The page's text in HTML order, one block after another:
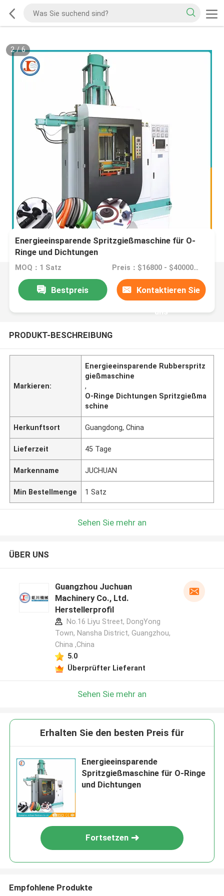
2/6
Energieeinsparende Spritzgießmaschine für O-
Ringe und Dichtungen
MOQ：1 Satz Preis：$16800 - $40000/sets
Bestpreis Kontaktieren Sie
uns
PRODUKT-BESCHREIBUNG
Markieren:
Energieeinsparende Rubberspritz
gießmaschine
,
O-Ringe Dichtungen Spritzgießma
schine
Herkunftsort Guangdong, China
Lieferzeit 45 Tage
Markenname JUCHUAN
Min Bestellmenge 1 Satz
Sehen Sie mehr an
ÜBER UNS
Guangzhou Juchuan
Machinery Co., Ltd.
Herstellerprofil
No.16 Liyu Street, DongYong
Town, Nansha District, Guangzhou,
China ,China
5.0
Überprüfter Lieferant
Sehen Sie mehr an
Erhalten Sie den besten Preis für
Energieeinsparende
Spritzgießmaschine für O-Ringe
und Dichtungen
Fortsetzen
Empfohlene Produkte